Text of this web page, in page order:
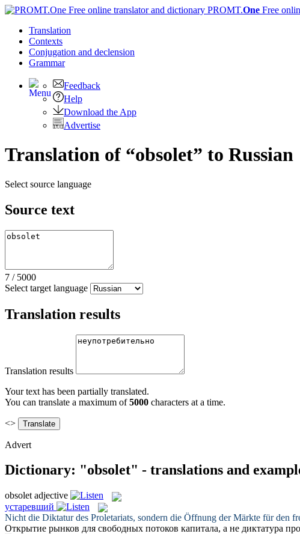
PROMT.One Free
Translation
Contexts
Conjugation and declension
Grammar
Feedback
Help
Download the App
Advertise
Translation of “obsolet” to Russian
Select source language
Source text
7 / 5000
Select target language
Translation results
Translation results
Your text has been partially translated.
You can translate a maximum of5000 characters at a time.
<>
Advert
Dictionary: "obsolet" - translations and
obsolet adjective
устаревший
Nicht die Diktatur des Proletariats, sondern die Öffnung der Märkte für den
Открытие рынков для свободных потоков капитала, а не диктатура